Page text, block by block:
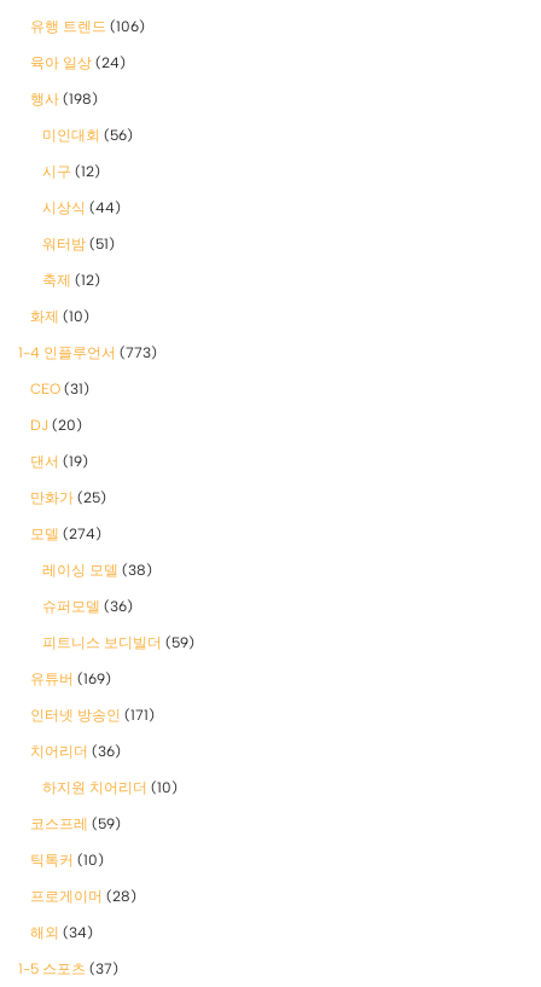
유행 트렌드 (106)
육아 일상 (24)
행사 (198)
미인대회 (56)
시구 (12)
시상식 (44)
워터밤 (51)
축제 (12)
화제 (10)
1-4 인플루언서 (773)
CEO (31)
DJ (20)
댄서 (19)
만화가 (25)
모델 (274)
레이싱 모델 (38)
슈퍼모델 (36)
피트니스 보디빌더 (59)
유튜버 (169)
인터넷 방송인 (171)
치어리더 (36)
하지원 치어리더 (10)
코스프레 (59)
틱톡커 (10)
프로게이머 (28)
해외 (34)
1-5 스포츠 (37)